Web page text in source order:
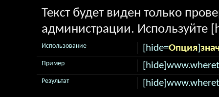
Текст будет виден только
администрации. Используйте
[hide=Опция]
Использование
Пример
Результат